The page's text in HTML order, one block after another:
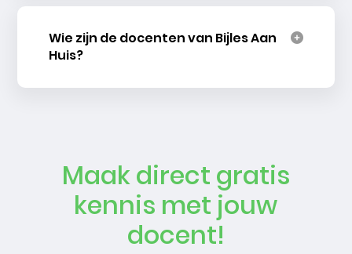
Wie zijn de docenten van Bijles Aan
Huis?
Maak direct gratis
kennis met jouw
docent!